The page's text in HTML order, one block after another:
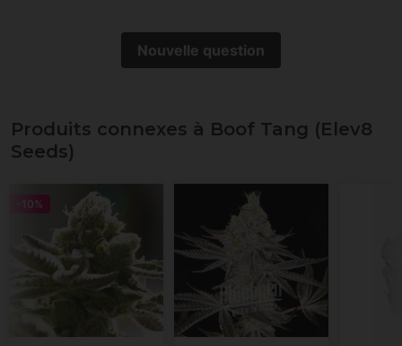
Nouvelle question
Produits connexes à Boof Tang (Elev8
Seeds)
-10%